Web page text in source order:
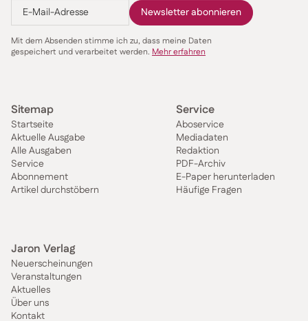
Mit dem Absenden stimme ich zu, dass meine Daten
gespeichert und verarbeitet werden. Mehr erfahren
Sitemap
Startseite
Aktuelle Ausgabe
Alle Ausgaben
Service
Abonnement
Artikel durchstöbern
Service
Aboservice
Mediadaten
Redaktion
PDF-Archiv
E-Paper herunterladen
Häufige Fragen
Jaron Verlag
Neuerscheinungen
Veranstaltungen
Aktuelles
Über uns
Kontakt